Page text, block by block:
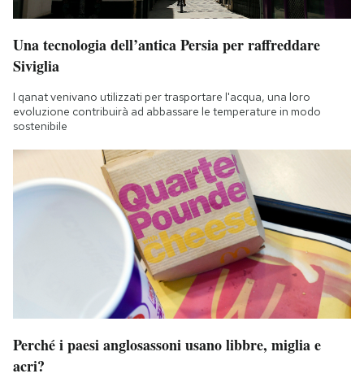
Una tecnologia dell’antica Persia per raffreddare
Siviglia
I qanat venivano utilizzati per trasportare l'acqua, una loro
evoluzione contribuirà ad abbassare le temperature in modo
sostenibile
Perché i paesi anglosassoni usano libbre, miglia e
acri?